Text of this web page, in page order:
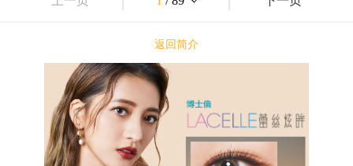
返回简介